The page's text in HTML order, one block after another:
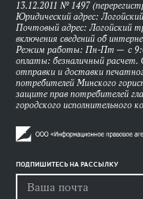
13.12.2011 № 1497
Юридический адрес:
Почтовый адрес: Логойский
включения сведений об
Режим работы: Пн-Пт — с
оплаты: безналичный
отправки и доставки
потребителей Минского
защите прав потребителей
городского
ПОДПИШИТЕСЬ НА РАССЫЛКУ